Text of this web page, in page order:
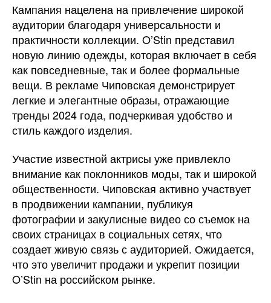
Кампания нацелена на привлечение широкой
аудитории благодаря универсальности и
практичности коллекции. O’Stin представил
новую линию одежды, которая включает в себя
как повседневные, так и более формальные
вещи. В рекламе Чиповская демонстрирует
легкие и элегантные образы, отражающие
тренды 2024 года, подчеркивая удобство и
стиль каждого изделия.
Участие известной актрисы уже привлекло
внимание как поклонников моды, так и широкой
общественности. Чиповская активно участвует
в продвижении кампании, публикуя
фотографии и закулисные видео со съемок на
своих страницах в социальных сетях, что
создает живую связь с аудиторией. Ожидается,
что это увеличит продажи и укрепит позиции
O’Stin на российском рынке.